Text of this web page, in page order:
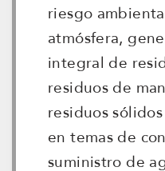
riesgo
atmósfera,
integral de
residuos de
residuos
en temas de
suministro de